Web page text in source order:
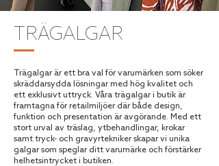
TRÄGALGAR
Trägalgar är ett bra val för varumärken som söker
skräddarsydda lösningar med hög kvalitet och
ett exklusivt uttryck. Våra trägalgar i butik är
framtagna för retailmiljöer där både design,
funktion och presentation är avgörande. Med ett
stort urval av träslag, ytbehandlingar, krokar
samt tryck- och gravyrtekniker skapar vi unika
galgar som speglar ditt varumärke och förstärker
helhetsintrycket i butiken.